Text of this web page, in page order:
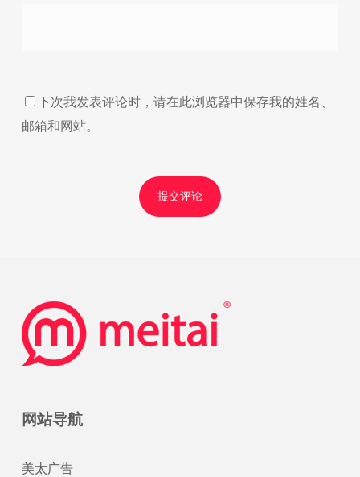
下次我发表评论时，请在此浏览器中保存我的姓名、
邮箱和网站。
网站导航
美太广告